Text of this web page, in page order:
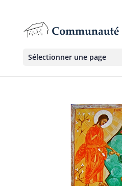
Sélectionner une page